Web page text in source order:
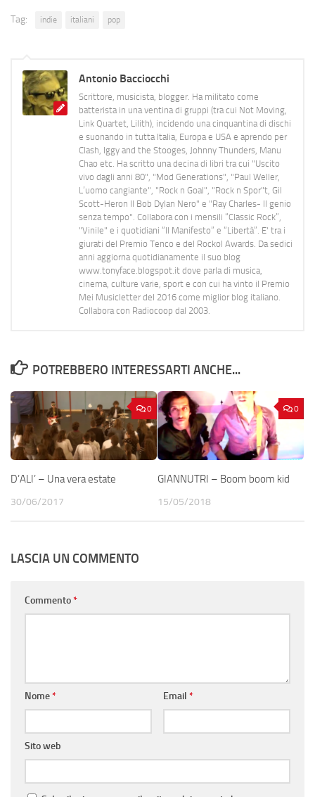
Tag: indie italiani pop
Antonio Bacciocchi
Scrittore, musicista, blogger. Ha militato come
batterista in una ventina di gruppi (tra cui Not Moving,
Link Quartet, Lilith), incidendo una cinquantina di dischi
e suonando in tutta Italia, Europa e USA e aprendo per
Clash, Iggy and the Stooges, Johnny Thunders, Manu
Chao etc. Ha scritto una decina di libri tra cui "Uscito
vivo dagli anni 80", "Mod Generations", "Paul Weller,
L’uomo cangiante", "Rock n Goal", "Rock n Spor"t, Gil
Scott-Heron Il Bob Dylan Nero" e "Ray Charles- Il genio
senza tempo". Collabora con i mensili “Classic Rock”,
"Vinile" e i quotidiani “Il Manifesto” e “Libertà”. E' tra i
giurati del Premio Tenco e del Rockol Awards. Da sedici
anni aggiorna quotidianamente il suo blog
www.tonyface.blogspot.it dove parla di musica,
cinema, culture varie, sport e con cui ha vinto il Premio
Mei Musicletter del 2016 come miglior blog italiano.
Collabora con Radiocoop dal 2003.
POTREBBERO INTERESSARTI ANCHE...
0
D’ALI’ – Una vera estate
30/06/2017
0
GIANNUTRI – Boom boom kid
15/05/2018
LASCIA UN COMMENTO
Commento*
Nome* Email *
Sito web